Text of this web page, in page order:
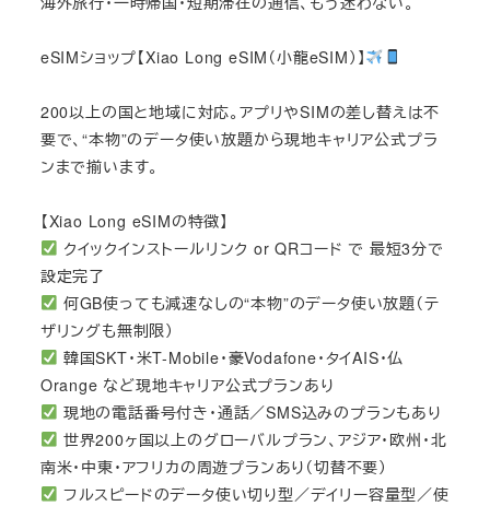
eSIMショップ【Xiao Long eSIM（小龍eSIM）】
200以上の国と地域に対応。アプリやSIMの差し替えは不
要で、“本物”のデータ使い放題から現地キャリア公式プラ
ンまで揃います。
【Xiao Long eSIMの特徴】
クイックインストールリンク or QRコード で 最短3分で
設定完了
何GB使っても減速なしの“本物”のデータ使い放題（テ
ザリングも無制限）
韓国SKT・米T-Mobile・豪Vodafone・タイAIS・仏
Orange など現地キャリア公式プランあり
現地の電話番号付き・通話／SMS込みのプランもあり
世界200ヶ国以上のグローバルプラン、アジア・欧州・北
南米・中東・アフリカの周遊プランあり（切替不要）
フルスピードのデータ使い切り型／デイリー容量型／使